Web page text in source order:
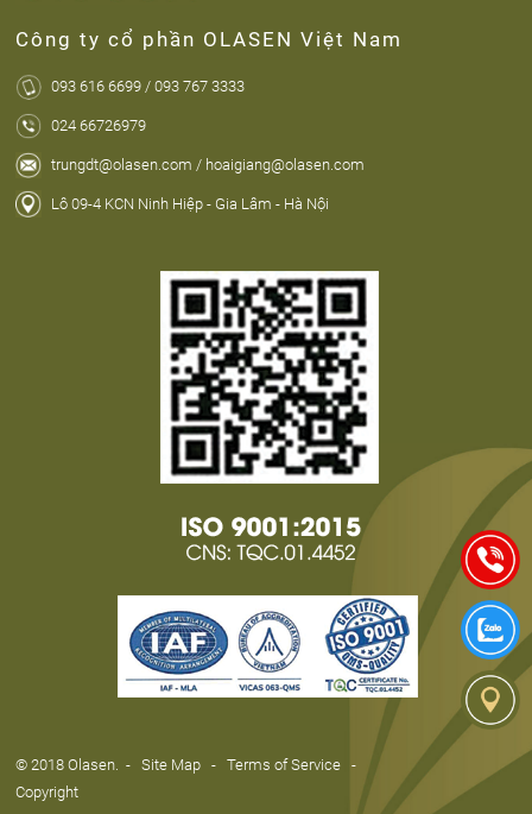
Công ty cổ phần OLASEN Việt Nam
093 616 6699 / 093 767 3333
024 66726979
trungdt@olasen.com / hoaigiang@olasen.com
Lô 09-4 KCN Ninh Hiệp - Gia Lâm - Hà Nội
© 2018 Olasen.-Site Map -Terms of Service -
Copyright